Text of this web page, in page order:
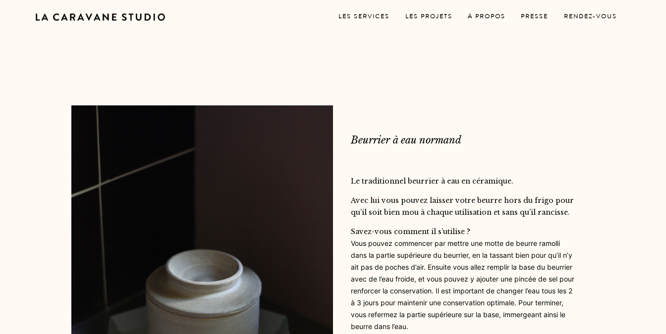
LES SERVICES LES PROJETS A PROPOS PRESSE RENDEZ-VOUS
Beurrier à eau normand
Le traditionnel beurrier à eau en céramique.
Avec lui vous pouvez laisser votre beurre hors du frigo pour
qu’il soit bien mou à chaque utilisation et sans qu’il rancisse.
Savez-vous comment il s’utilise ?
Vous pouvez commencer par mettre une motte de beurre ramolli
dans la partie supérieure du beurrier, en la tassant bien pour qu’il n’y
ait pas de poches d’air. Ensuite vous allez remplir la base du beurrier
avec de l’eau froide, et vous pouvez y ajouter une pincée de sel pour
renforcer la conservation. Il est important de changer l’eau tous les 2
à 3 jours pour maintenir une conservation optimale. Pour terminer,
vous refermez la partie supérieure sur la base, immergeant ainsi le
beurre dans l’eau.